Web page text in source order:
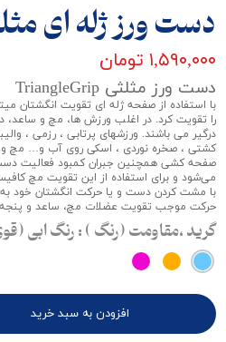
دست ورز ژله ای
۱,۵۹۰,۰۰۰ تومان
دست ورز مثلثی TriangleGrip
با استفاده از صفحه ژله ای تقویت انگشتان
را تقویت کرد. در اغلب ورزش ها، مچ و ساعد،
درگیر می باشند. ورزشهای پرتابی ، رزمی ،
کشتی ، صخره نوردی ، اسکی روی آب و… مچ و
صفحه کشی همچنین جبران کمبود فعالیت دست
می‌شود و برای استفاده از این تقویت مچ
با مشت کردن دست و یا حرکت انگشتان خود به
حرکت موجب تقویت عضلات مچ، ساعد و پنجه
گرید ،مقاومت (رنگ ): رنگ ابی
افزودن به سبد خرید